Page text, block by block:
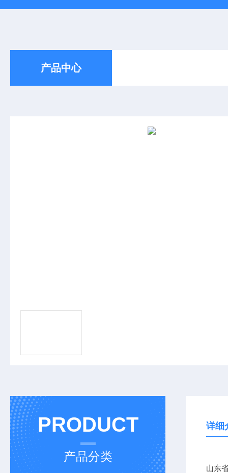
产品中心
PRODUCT
产品分类
详细
山东